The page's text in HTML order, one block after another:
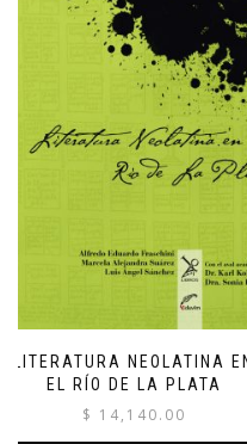
LITERATURA NEOLATINA
EL RÍO DE LA PLATA
$ 14,140.00